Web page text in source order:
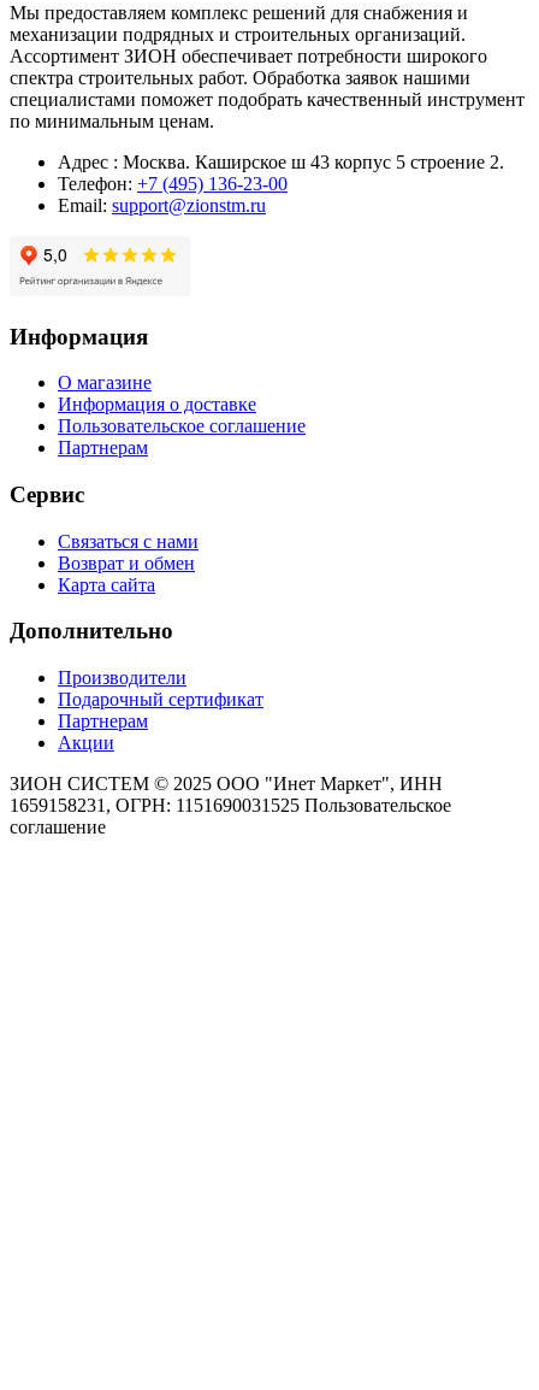
Мы предоставляем комплекс решений для снабжения и
механизации подрядных и строительных организаций.
Ассортимент ЗИОН обеспечивает потребности широкого
спектра строительных работ. Обработка заявок нашими
специалистами поможет подобрать качественный инструмент
по минимальным ценам.
Адрес : Москва. Каширское ш 43 корпус 5 строение 2.
Телефон: +7 (495) 136-23-00
Email: support@zionstm.ru
Информация
О магазине
Информация о доставке
Пользовательское соглашение
Партнерам
Сервис
Связаться с нами
Возврат и обмен
Карта сайта
Дополнительно
Производители
Подарочный сертификат
Партнерам
Акции
ЗИОН СИСТЕМ © 2025 ООО "Инет Маркет", ИНН
1659158231, ОГРН: 1151690031525 Пользовательское
соглашение